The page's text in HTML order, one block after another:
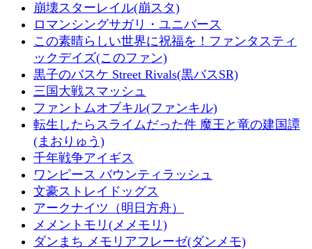
崩壊スターレイル(崩スタ)
ロマンシングサガリ・ユニバース
この素晴らしい世界に祝福を！ファンタスティ
ックデイズ(このファン)
黒子のバスケ Street Rivals(黒バスSR)
三国大戦スマッシュ
ファントムオブキル(ファンキル)
転生したらスライムだった件 魔王と竜の建国譚
(まおりゅう)
千年戦争アイギス
ワンピース バウンティラッシュ
文豪ストレイドッグス
アークナイツ（明日方舟）
メメントモリ(メメモリ)
ダンまち メモリアフレーゼ(ダンメモ)